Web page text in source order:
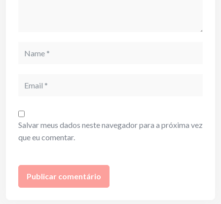
Salvar meus dados neste navegador para a próxima vez
que eu comentar.